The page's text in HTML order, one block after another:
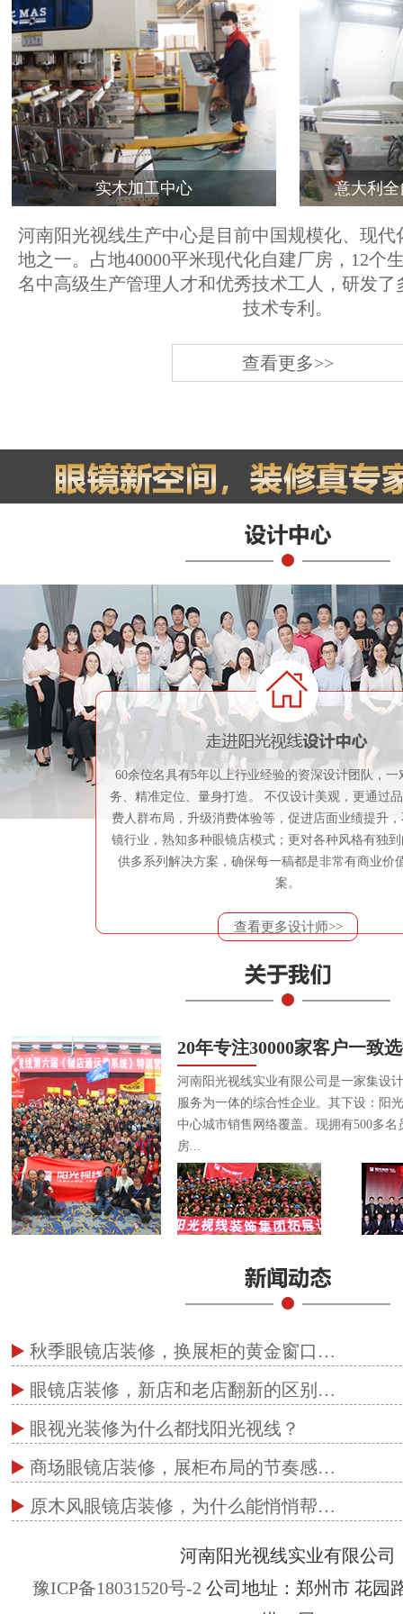
实木加工中心 意大利
河南阳光视线生产中心是目前中国规模化、现代
地之一。占地40000平米现代化自建厂房，12个
名中高级生产管理人才和优秀技术工人，研发了
技术专利。
查看更多>>
60余位名具有5年以上行业经验的资深设计团队，一
务、精准定位、量身打造。 不仅设计美观，更通过
费人群布局，升级消费体验等，促进店面业绩提升
镜行业，熟知多种眼镜店模式；更对各种风格有独
供多系列解决方案，确保每一稿都是非常有商业价
案。
查看更多设计师>>
20年专注30000家客户一致
河南阳光视线实业有限公司是一家集设
服务为一体的综合性企业。其下设：阳
中心城市销售网络覆盖。现拥有500多
房...
秋季眼镜店装修，换展柜的黄金窗口…
眼镜店装修，新店和老店翻新的区别…
眼视光装修为什么都找阳光视线？
商场眼镜店装修，展柜布局的节奏感…
原木风眼镜店装修，为什么能悄悄帮…
河南阳光视线实业有限公司
豫ICP备18031520号-2 公司地址：郑州市 花园